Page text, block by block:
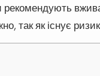
рекомендують
так як існує